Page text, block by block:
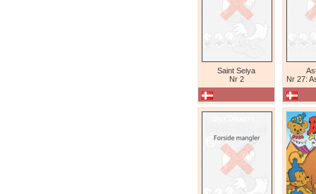
Saint Seiya
Nr 2
Nr 27: